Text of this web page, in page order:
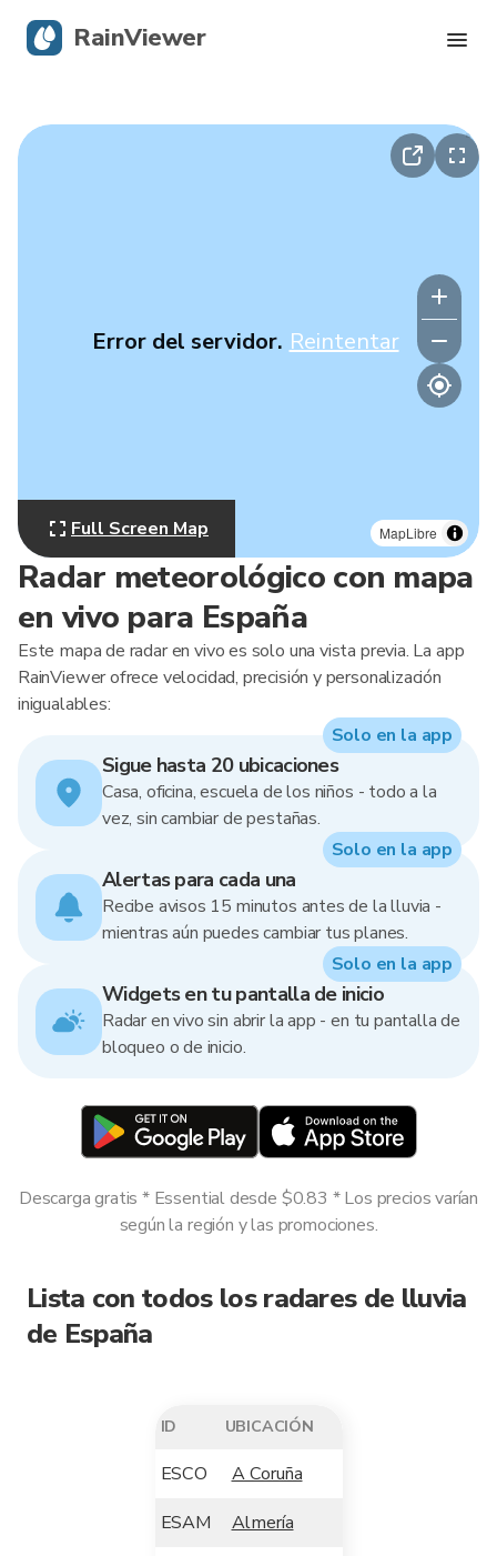
Radar meteorológico con mapa
en vivo para España
Este mapa de radar en vivo es solo una vista previa. La app
RainViewer ofrece velocidad, precisión y personalización
inigualables:
Sigue hasta 20 ubicaciones
Casa, oficina, escuela de los niños - todo a la
vez, sin cambiar de pestañas.
Solo en la app
Alertas para cada una
Recibe avisos 15 minutos antes de la lluvia -
mientras aún puedes cambiar tus planes.
Solo en la app
Widgets en tu pantalla de inicio
Radar en vivo sin abrir la app - en tu pantalla de
bloqueo o de inicio.
Solo en la app
Descarga gratis * Essential desde $0.83 * Los precios varían
según la región y las promociones.
MapLibre
Error del servidor. Reintentar
Full Screen Map
Lista con todos los radares de lluvia
de España
ID UBICACIÓN
ESCO
A Coruña
ESAM
Almería
RainViewer